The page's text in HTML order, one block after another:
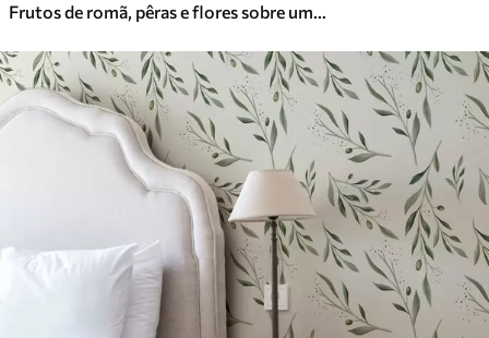
Vinil Premium
65.0039.00€/m²
Frutos de romã, pêras e flores sobre um fundo verde claro